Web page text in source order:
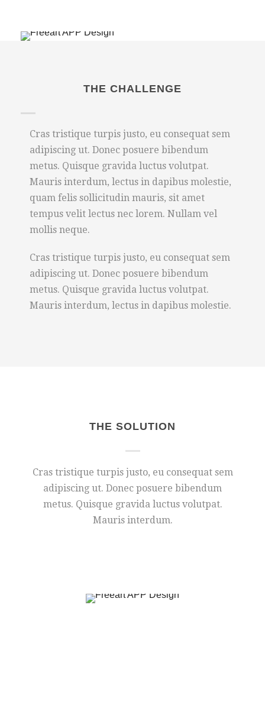
THE CHALLENGE
Cras tristique turpis justo, eu consequat sem
adipiscing ut. Donec posuere bibendum
metus. Quisque gravida luctus volutpat.
Mauris interdum, lectus in dapibus molestie,
quam felis sollicitudin mauris, sit amet
tempus velit lectus nec lorem. Nullam vel
mollis neque.
Cras tristique turpis justo, eu consequat sem
adipiscing ut. Donec posuere bibendum
metus. Quisque gravida luctus volutpat.
Mauris interdum, lectus in dapibus molestie.
THE SOLUTION
Cras tristique turpis justo, eu consequat sem
adipiscing ut. Donec posuere bibendum
metus. Quisque gravida luctus volutpat.
Mauris interdum.